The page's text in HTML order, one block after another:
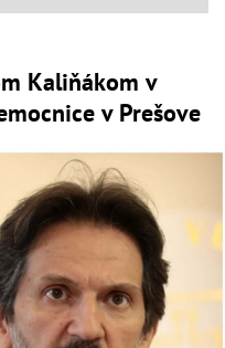
Kaliňákom v
v Prešove